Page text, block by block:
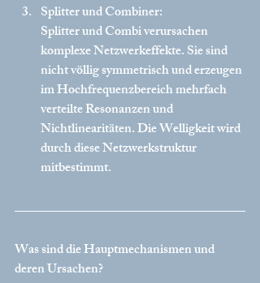
Splitter und Combiner:
Splitter und Combi verursachen
komplexe Netzwerkeffekte. Sie sind
nicht völlig symmetrisch und erzeugen
im Hochfrequenzbereich mehrfach
verteilte Resonanzen und
Nichtlinearitäten. Die Welligkeit wird
durch diese Netzwerkstruktur
mitbestimmt.
Was sind die Hauptmechanismen und
deren Ursachen?